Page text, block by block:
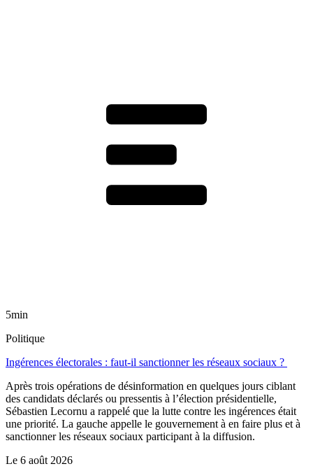
5min
Politique
Ingérences électorales : faut-il sanctionner les réseaux sociaux ?
Après trois opérations de désinformation en quelques jours ciblant
des candidats déclarés ou pressentis à l’élection présidentielle,
Sébastien Lecornu a rappelé que la lutte contre les ingérences était
une priorité. La gauche appelle le gouvernement à en faire plus et à
sanctionner les réseaux sociaux participant à la diffusion.
Le 6 août 2026